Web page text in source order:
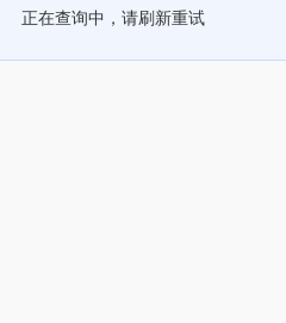
正在查询中，请刷新重试